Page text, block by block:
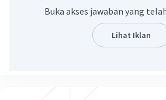
Jawabannya adalah :
Bilangan nol adalah bilangan yang
Level 34
Buka akses jawaban yang
Lihat Iklan